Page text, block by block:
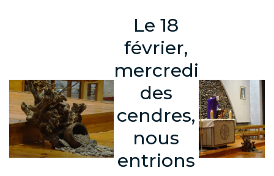
Le 18
février,
mercredi
des
cendres,
nous
entrions